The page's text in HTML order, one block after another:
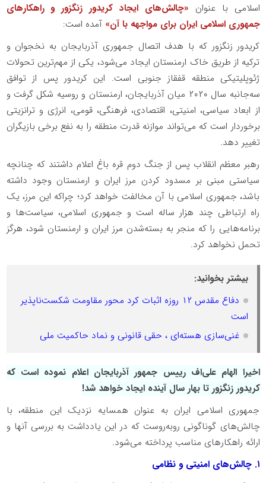
اسلامی با عنوان «چالش‌های ایجاد کریدور زنگزور و راهکارهای
جمهوری اسلامی ایران برای مواجهه با آن» آمده است:
کریدور زنگزور که با هدف اتصال جمهوری آذربایجان به نخجوان و
ترکیه از طریق خاک ارمنستان ایجاد می‌شود، یکی از مهم‌ترین تحولات
ژئوپلیتیکی منطقه قفقاز جنوبی است. این کریدور پس از توافق
سه‌جانبه سال ۲۰۲۰ میان آذربایجان، ارمنستان و روسیه شکل گرفت و
از ابعاد سیاسی، امنیتی، اقتصادی، فرهنگی، قومی، انرژی و ترانزیتی
برخوردار است که می‌تواند موازنه قدرت منطقه را به نفع برخی بازیگران
تغییر دهد.
رهبر معظم انقلاب پس از جنگ دوم قره باغ اعلام داشتند که چنانچه
سیاستی مبنی بر مسدود‌ کردن مرز ایران و ارمنستان وجود داشته
باشد، جمهوری اسلامی با آن مخالفت خواهد کرد؛ چرا‌که این مرز، یک
راه ارتباطی چند هزار ساله است و جمهوری اسلامی، سیاست‌ها و
برنامه‌هایی را که منجر به بسته‌شدن مرز ایران و ارمنستان شود، هرگز
تحمل نخواهد کرد.
بیشتر بخوانید:
دفاع مقدس ۱۲ روزه اثبات کرد محور مقاومت شکست‌ناپذیر
است
غنی‌سازی هسته‌ای ، حقی قانونی و نماد حاکمیت ملی
اخیرا الهام علی‌اف رییس جمهور آذربایجان اعلام نموده است که
کریدور زنگزور تا بهار سال آینده ایجاد خواهد شد!
جمهوری اسلامی ایران به عنوان همسایه نزدیک این منطقه، با
چالش‌های گوناگونی روبه‌روست که در این یادداشت به بررسی آنها و
ارائه راهکارهای مناسب پرداخته می‌شود.
۱. چالش‌های امنیتی و نظامی